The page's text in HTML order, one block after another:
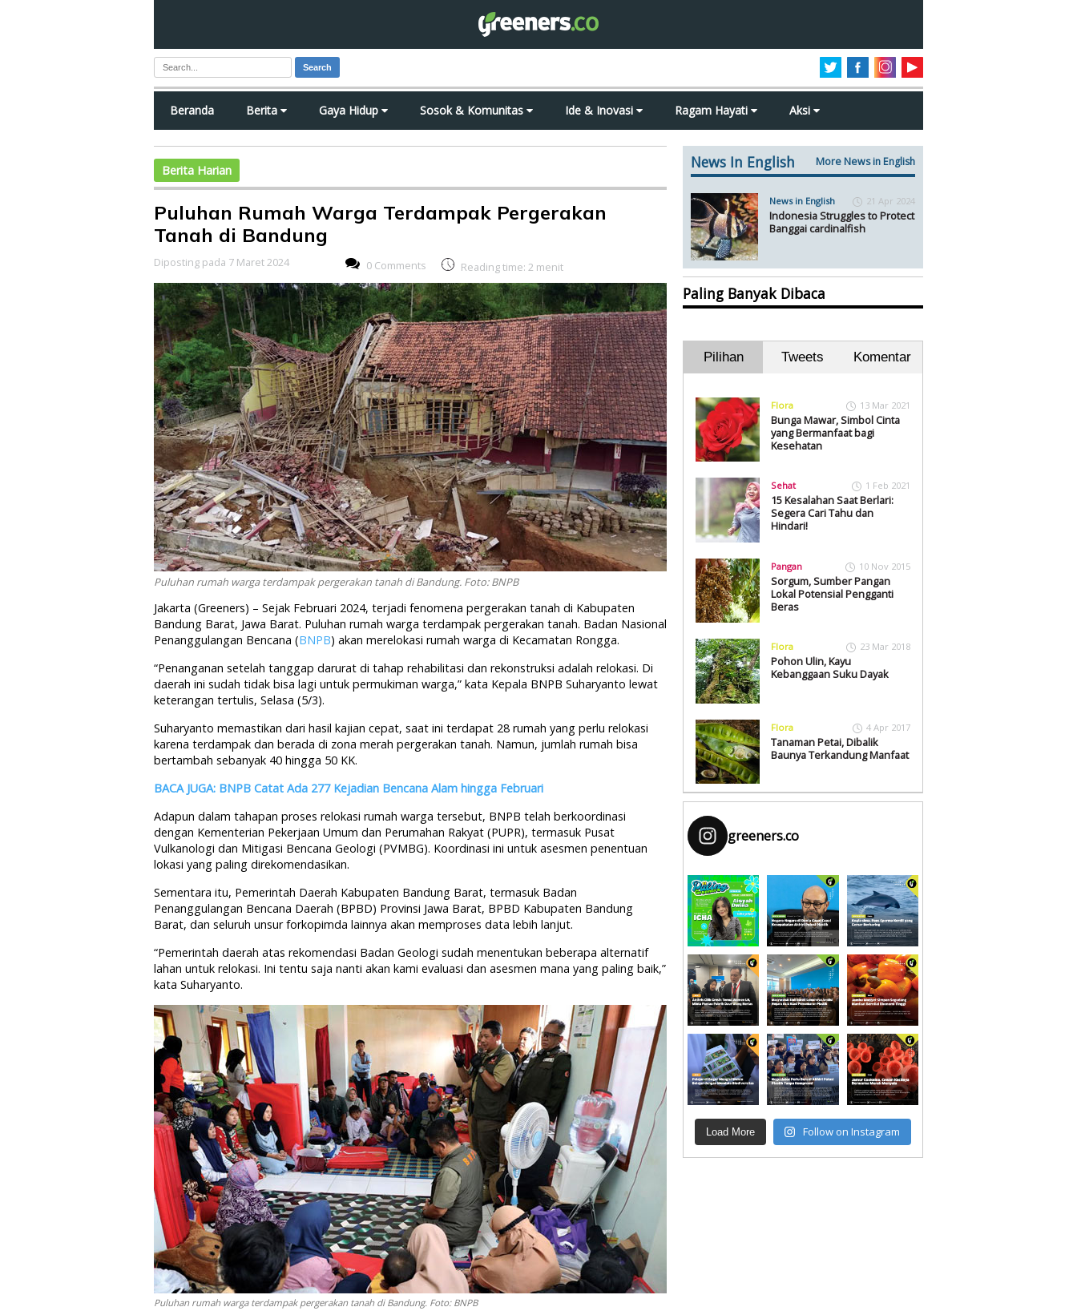
Search
Beranda Berita Gaya Hidup Sosok & Komunitas Ide & Inovasi Ragam Hayati Aksi
Berita Harian
Puluhan Rumah Warga Terdampak Pergerakan
Tanah di Bandung
Diposting pada 7 Maret 2024 0 Comments Reading time: 2 menit
Puluhan rumah warga terdampak pergerakan tanah di Bandung. Foto: BNPB
Jakarta (Greeners) – Sejak Februari 2024, terjadi fenomena pergerakan tanah di Kabupaten
Bandung Barat, Jawa Barat. Puluhan rumah warga terdampak pergerakan tanah. Badan Nasional
Penanggulangan Bencana (BNPB) akan merelokasi rumah warga di Kecamatan Rongga.
“Penanganan setelah tanggap darurat di tahap rehabilitasi dan rekonstruksi adalah relokasi. Di
daerah ini sudah tidak bisa lagi untuk permukiman warga,” kata Kepala BNPB Suharyanto lewat
keterangan tertulis, Selasa (5/3).
Suharyanto memastikan dari hasil kajian cepat, saat ini terdapat 28 rumah yang perlu relokasi
karena terdampak dan berada di zona merah pergerakan tanah. Namun, jumlah rumah bisa
bertambah sebanyak 40 hingga 50 KK.
BACA JUGA: BNPB Catat Ada 277 Kejadian Bencana Alam hingga Februari
Adapun dalam tahapan proses relokasi rumah warga tersebut, BNPB telah berkoordinasi
dengan Kementerian Pekerjaan Umum dan Perumahan Rakyat (PUPR), termasuk Pusat
Vulkanologi dan Mitigasi Bencana Geologi (PVMBG). Koordinasi ini untuk asesmen penentuan
lokasi yang paling direkomendasikan.
Sementara itu, Pemerintah Daerah Kabupaten Bandung Barat, termasuk Badan
Penanggulangan Bencana Daerah (BPBD) Provinsi Jawa Barat, BPBD Kabupaten Bandung
Barat, dan seluruh unsur forkopimda lainnya akan memproses data lebih lanjut.
“Pemerintah daerah atas rekomendasi Badan Geologi sudah menentukan beberapa alternatif
lahan untuk relokasi. Ini tentu saja nanti akan kami evaluasi dan asesmen mana yang paling baik,”
kata Suharyanto.
Puluhan rumah warga terdampak pergerakan tanah di Bandung. Foto: BNPB
News In English More News in English
News in English 21 Apr 2024
Indonesia Struggles to Protect
Banggai cardinalfish
Paling Banyak Dibaca
Pilihan Tweets Komentar
Flora 13 Mar 2021
Bunga Mawar, Simbol Cinta
yang Bermanfaat bagi
Kesehatan
Sehat 1 Feb 2021
15 Kesalahan Saat Berlari:
Segera Cari Tahu dan
Hindari!
Pangan 10 Nov 2015
Sorgum, Sumber Pangan
Lokal Potensial Pengganti
Beras
Flora 23 Mar 2018
Pohon Ulin, Kayu
Kebanggaan Suku Dayak
Flora 4 Apr 2017
Tanaman Petai, Dibalik
Baunya Terkandung Manfaat
greeners.co
Load More Follow on Instagram